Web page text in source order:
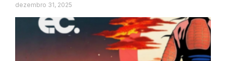
dezembro 31, 2025